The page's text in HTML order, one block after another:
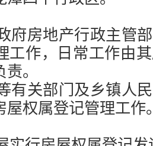
府房地产行政主管
工作，日常工作由
。
有关部门及乡镇人
屋权属登记管理工作